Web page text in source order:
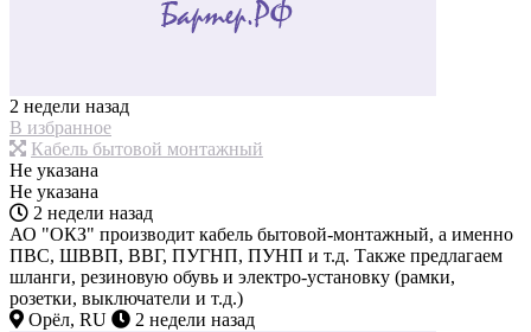
2 недели назад
В избранное
Кабель бытовой монтажный
Не указана
Не указана
2 недели назад
АО "ОКЗ" производит кабель бытовой-монтажный, а именно
ПВС, ШВВП, ВВГ, ПУГНП, ПУНП и т.д. Также предлагаем
шланги, резиновую обувь и электро-установку (рамки,
розетки, выключатели и т.д.)
Орёл, RU
2 недели назад